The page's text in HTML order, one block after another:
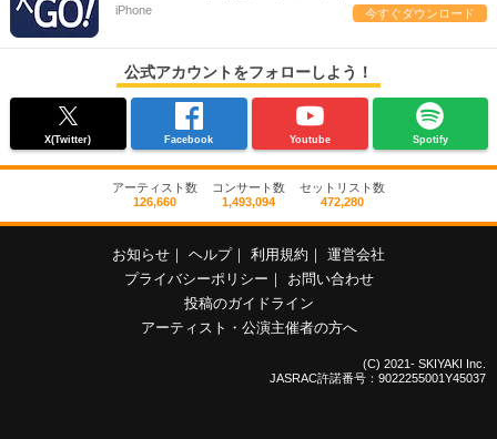
iPhone 今すぐダウンロード
公式アカウントをフォローしよう！
X(Twitter) Facebook Youtube Spotify
アーティスト数
126,660
コンサート数
1,493,094
セットリスト数
472,280
お知らせ ヘルプ 利用規約
運営会社
プライバシーポリシー
お問い合わせ
投稿のガイドライン
アーティスト・公演主催者の方へ
(C) 2021- SKIYAKI Inc.
JASRAC許諾番号：9022255001Y45037